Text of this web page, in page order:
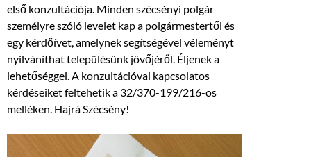
első konzultációja. Minden szécsényi polgár
személyre szóló levelet kap a polgármestertől és
egy kérdőívet, amelynek segítségével véleményt
nyilváníthat településünk jövőjéről. Éljenek a
lehetőséggel. A konzultációval kapcsolatos
kérdéseiket feltehetik a 32/370-199/216-os
melléken. Hajrá Szécsény!